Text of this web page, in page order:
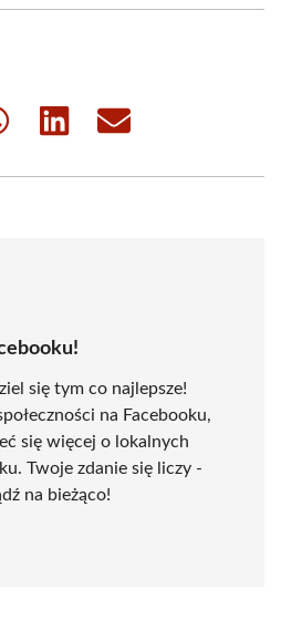
Share
Share
się tym co najlepsze!
na Facebooku,
się więcej o lokalnych
Twoje zdanie się liczy -
na bieżąco!